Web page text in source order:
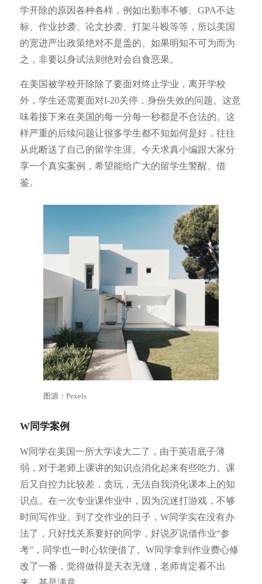
学开除的原因各种各样，例如出勤率不够、GPA不达
标、作业抄袭、论文抄袭、打架斗殴等等，所以美国
的宽进严出政策绝对不是盖的。如果明知不可为而为
之，非要以身试法则绝对会自食恶果。
在美国被学校开除除了要面对终止学业，离开学校
外，学生还需要面对I-20关停，身份失效的问题。这意
味着接下来在美国的每一分每一秒都是不合法的。这
样严重的后续问题让很多学生都不知如何是好，往往
从此断送了自己的留学生涯。今天求真小编跟大家分
享一个真实案例，希望能给广大的留学生警醒、借
鉴。
图源：Pexels
W同学案例
W同学在美国一所大学读大二了，由于英语底子薄
弱，对于老师上课讲的知识点消化起来有些吃力。课
后又自控力比较差，贪玩，无法自我消化课本上的知
识点。在一次专业课作业中，因为沉迷打游戏，不够
时间写作业。到了交作业的日子，W同学实在没有办
法了，只好找关系要好的同学，好说歹说借作业“参
考”，同学也一时心软便借了。W同学拿到作业费心修
改了一番，觉得做得是天衣无缝，老师肯定看不出